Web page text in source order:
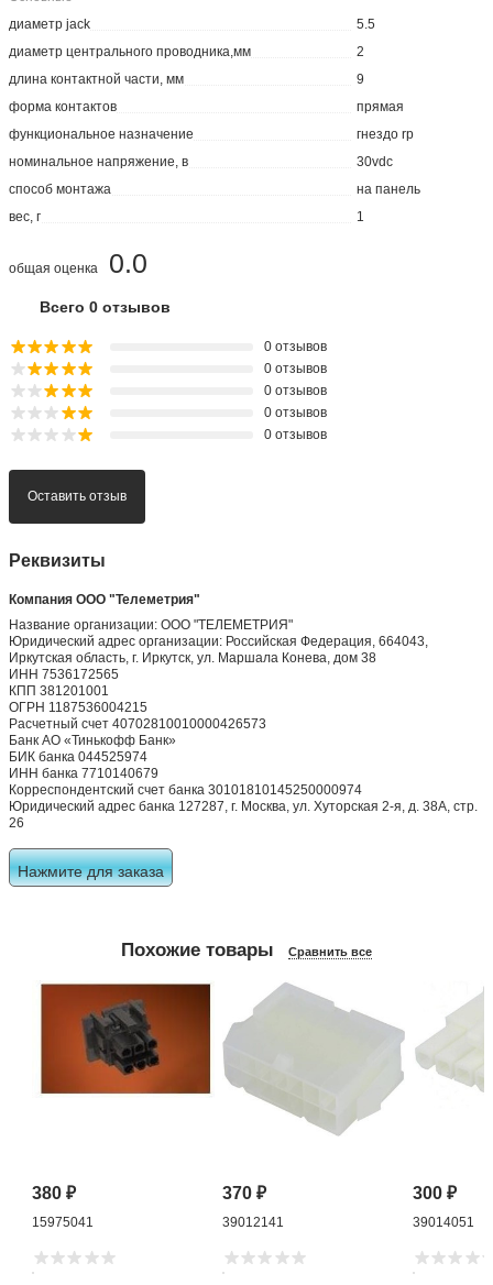
диаметр jack
5.5
диаметр центрального проводника,мм
2
длина контактной части, мм
9
форма контактов
прямая
функциональное назначение
гнездо rp
номинальное напряжение, в
30vdc
способ монтажа
на панель
вес, г
1
0.0
общая оценка
Всего 0 отзывов
0 отзывов
0 отзывов
0 отзывов
0 отзывов
0 отзывов
Оставить отзыв
Реквизиты
Компания ООО "Телеметрия"
Название организации: ООО "ТЕЛЕМЕТРИЯ"
Юридический адрес организации: Российская Федерация, 664043,
Иркутская область, г. Иркутск, ул. Маршала Конева, дом 38
ИНН 7536172565
КПП 381201001
ОГРН 1187536004215
Расчетный счет 40702810010000426573
Банк АО «Тинькофф Банк»
БИК банка 044525974
ИНН банка 7710140679
Корреспондентский счет банка 30101810145250000974
Юридический адрес банка 127287, г. Москва, ул. Хуторская 2-я, д. 38А, стр.
26
Нажмите для заказа
Похожие товары Сравнить все
380₽
15975041
370₽
39012141
300₽
39014051